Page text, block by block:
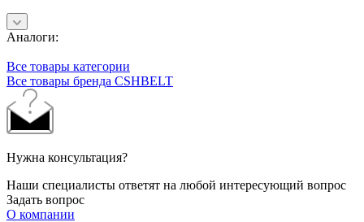
Аналоги:
Все товары категории
Все товары бренда CSHBELT
Нужна консультация?
Наши специалисты ответят на любой интересующий вопрос
Задать вопрос
О компании